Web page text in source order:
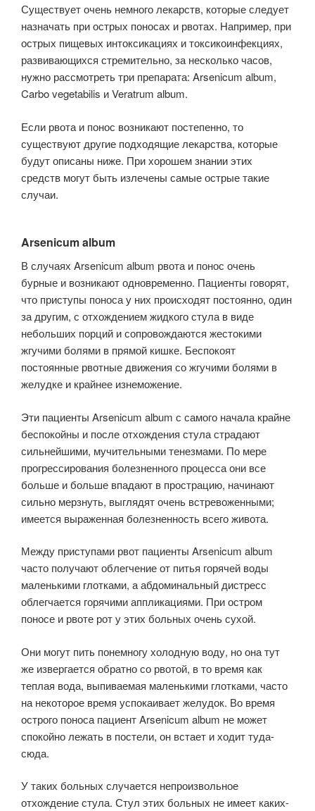
Существует очень немного лекарств, которые следует
назначать при острых поносах и рвотах. Например, при
острых пищевых интоксикациях и токсикоинфекциях,
развивающихся стремительно, за несколько часов,
нужно рас­смотреть три препарата: Arsenicum album,
Carbo vegetabilis и Veratrum album.
Если рвота и понос возникают постепенно, то
существуют другие подходя­щие лекарства, которые
будут описаны ниже. При хорошем знании этих
средств могут быть излечены самые острые такие
случаи.
Arsenicum album
В случаях Arsenicum album рвота и понос очень
бурные и возникают одно­временно. Пациенты говорят,
что приступы поноса у них происходят посто­янно, один
за другим, с отхождением жидкого стула в виде
небольших пор­ций и сопровождаются жестокими
жгучими болями в прямой кишке. Беспокоят
постоянные рвотные движения со жгучими болями в
желудке и крайнее изне­можение.
Эти пациенты Arsenicum album с самого начала крайне
беспокойны и после отхождения стула страдают
сильнейшими, мучительными тенезмами. По мере
прогрессирования болезненного процесса они все
больше и больше впадают в прострацию, начинают
сильно мерзнуть, выглядят очень встрево­женными;
имеется выраженная болезненность всего живота.
Между приступами рвот пациенты Arsenicum album
часто получают об­легчение от питья горячей воды
маленькими глотками, а абдоминальный дистресс
облегчается горячими аппликациями. При остром
поносе и рвоте рот у этих больных очень сухой.
Они могут пить понемногу холодную воду, но она тут
же извергается обратно со рвотой, в то время как
теплая вода, выпиваемая маленькими глотками, часто
на некоторое время успокаивает желудок. Во время
острого поноса пациент Arsenicum album не может
спокойно лежать в постели, он встает и ходит туда-
сюда.
У таких больных случается непроизвольное
отхождение стула. Стул этих больных не имеет каких-